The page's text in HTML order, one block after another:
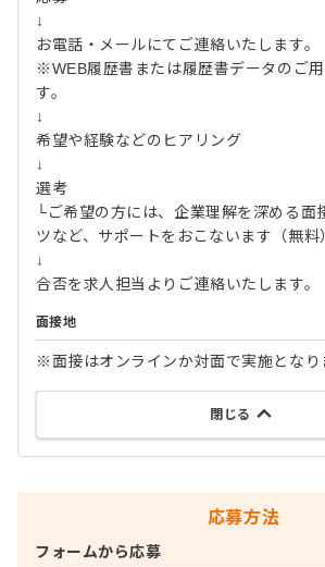
↓
お電話・メールにてご連絡いたします。
※WEB履歴書または履歴書データのご
す。
↓
希望や経験などのヒアリング
↓
選考
└ご希望の方には、企業理解を深める面
ツなど、サポートをおこないます（無料
↓
合否を求人担当よりご連絡いたします。
面接地
※面接はオンラインか対面で実施となり
閉じる
応募方法
フォームから応募